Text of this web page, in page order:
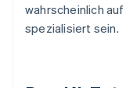
wahrscheinlich
spezialisiert sein.